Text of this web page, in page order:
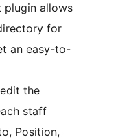
plugin allows
for
an easy-to-
the
staff
Position,